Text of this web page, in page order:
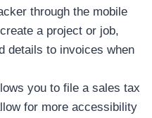
through the mobile
a project or job,
details to invoices when
you to file a sales tax
for more accessibility